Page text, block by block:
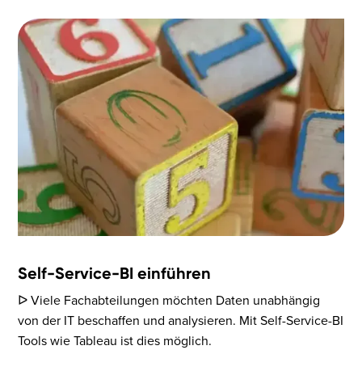
Self-Service-BI einführen
ᐅ Viele Fachabteilungen möchten Daten unabhängig
von der IT beschaffen und analysieren. Mit Self-Service-BI
Tools wie Tableau ist dies möglich.